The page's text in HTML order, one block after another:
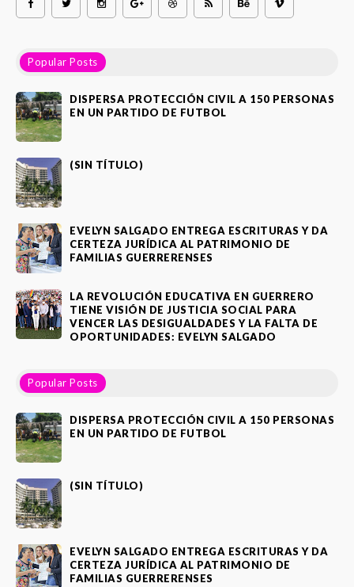
Popular Posts
DISPERSA PROTECCIÓN CIVIL A 150 PERSONAS
EN UN PARTIDO DE FUTBOL
(SIN TÍTULO)
EVELYN SALGADO ENTREGA ESCRITURAS Y DA
CERTEZA JURÍDICA AL PATRIMONIO DE
FAMILIAS GUERRERENSES
LA REVOLUCIÓN EDUCATIVA EN GUERRERO
TIENE VISIÓN DE JUSTICIA SOCIAL PARA
VENCER LAS DESIGUALDADES Y LA FALTA DE
OPORTUNIDADES: EVELYN SALGADO
Popular Posts
DISPERSA PROTECCIÓN CIVIL A 150 PERSONAS
EN UN PARTIDO DE FUTBOL
(SIN TÍTULO)
EVELYN SALGADO ENTREGA ESCRITURAS Y DA
CERTEZA JURÍDICA AL PATRIMONIO DE
FAMILIAS GUERRERENSES